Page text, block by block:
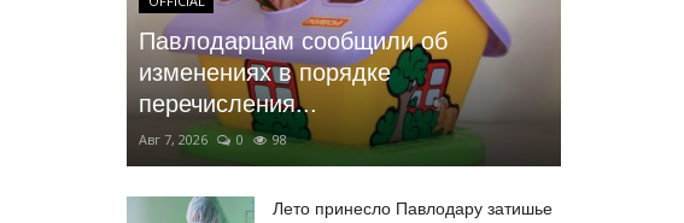
Павлодарцам сообщили об
изменениях в порядке
перечисления...
Авг 7, 2026 0 98
Лето принесло Павлодару затишье